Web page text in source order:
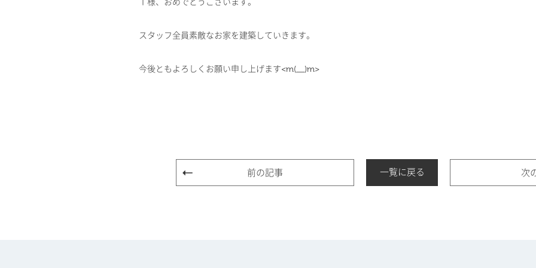
Ｔ様、おめでとうございます。
スタッフ全員素敵なお家を建築していきます。
今後ともよろしくお願い申し上げます<m(__)m>
前の記事 一覧に戻る 次